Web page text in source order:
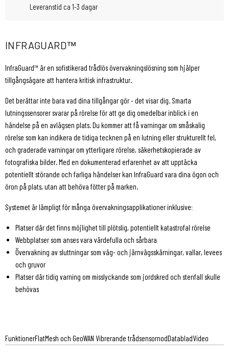
Leveranstid ca 1-3 dagar
INFRAGUARD™
InfraGuard™ är en sofistikerad trådlös övervakningslösning som hjälper
tillgångsägare att hantera kritisk infrastruktur.
Det berättar inte bara vad dina tillgångar gör - det visar dig. Smarta
lutningssensorer svarar på rörelse för att ge dig omedelbar inblick i en
händelse på en avlägsen plats. Du kommer att få varningar om småskalig
rörelse som kan indikera de tidiga tecknen på en lutning eller strukturellt fel,
och graderade varningar om ytterligare rörelse, säkerhetskopierade av
fotografiska bilder. Med en dokumenterad erfarenhet av att upptäcka
potentiellt störande och farliga händelser kan InfraGuard vara dina ögon och
öron på plats, utan att behöva fötter på marken.
Systemet är lämpligt för många övervakningsapplikationer inklusive:
Platser där det finns möjlighet till plötslig, potentiellt katastrofal rörelse
Webbplatser som anses vara värdefulla och sårbara
Övervakning av sluttningar som väg- och järnvägsskärningar, vallar, levees
och gruvor
Platser där tidig varning om misslyckande som jordskred och stenfall skulle
behövas
FunktionerFlatMesh och GeoWAN Vibrerande trådsensornodDatabladVideo